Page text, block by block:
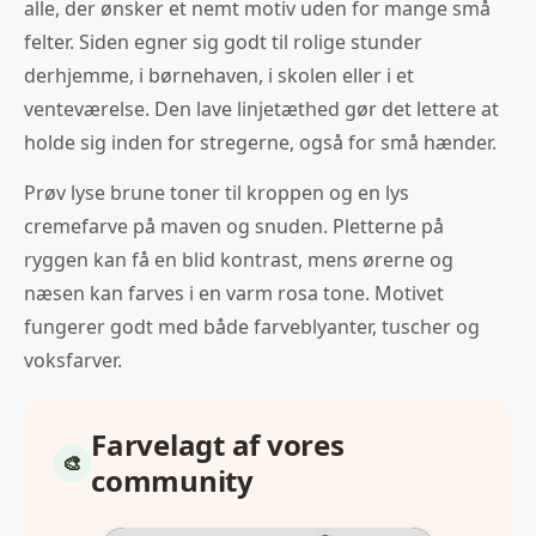
alle, der ønsker et nemt motiv uden for mange små
felter. Siden egner sig godt til rolige stunder
derhjemme, i børnehaven, i skolen eller i et
venteværelse. Den lave linjetæthed gør det lettere at
holde sig inden for stregerne, også for små hænder.
Prøv lyse brune toner til kroppen og en lys
cremefarve på maven og snuden. Pletterne på
ryggen kan få en blid kontrast, mens ørerne og
næsen kan farves i en varm rosa tone. Motivet
fungerer godt med både farveblyanter, tuscher og
voksfarver.
Farvelagt af vores
community